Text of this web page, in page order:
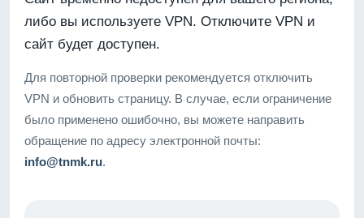
либо вы используете VPN. Отключите VPN и
сайт будет доступен.
Для повторной проверки рекомендуется отключить
VPN и обновить страницу. В случае, если ограничение
было применено ошибочно, вы можете направить
обращение по адресу электронной почты:
info@tnmk.ru.